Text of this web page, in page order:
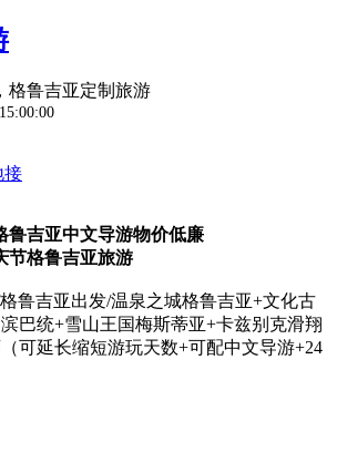
格鲁吉亚定制旅游
接
鲁吉亚中文导游物价低廉
节格鲁吉亚旅游
鲁吉亚出发/温泉之城格鲁吉亚+文化古
巴统+雪山王国梅斯蒂亚+卡兹别克滑翔
可延长缩短游玩天数+可配中文导游+24